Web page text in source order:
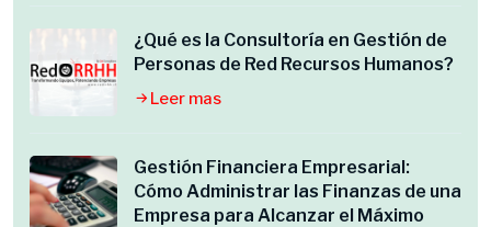
¿Qué es la Consultoría en Gestión de
Personas de Red Recursos Humanos?
Leer mas
Gestión Financiera Empresarial:
Cómo Administrar las Finanzas de una
Empresa para Alcanzar el Máximo